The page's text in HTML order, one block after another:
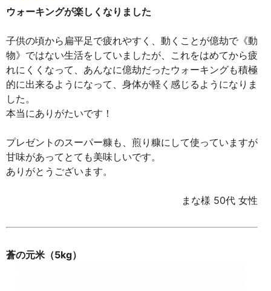
ウォーキングが楽しくなりました
子供の頃から扁平足で疲れやすく、動くことが億劫で《動
物》ではない生活をしていましたが、これをはめてから疲
れにくくなって、あんなに億劫だったウォーキングも積極
的に出来るようになって、身体が軽く感じるようになりま
した。
本当にありがたいです！
プレゼントのスーパー糠も、煎り糠にして使っていますが
甘味があってとても美味しいです。
ありがとうございます。
まな様 50代 女性
蒼の元米（5kg）